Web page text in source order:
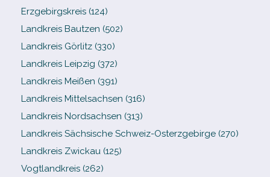
Erzgebirgskreis (124)
Landkreis Bautzen (502)
Landkreis Görlitz (330)
Landkreis Leipzig (372)
Landkreis Meißen (391)
Landkreis Mittelsachsen (316)
Landkreis Nordsachsen (313)
Landkreis Sächsische Schweiz-​Osterzgebirge (270)
Landkreis Zwickau (125)
Vogtlandkreis (262)